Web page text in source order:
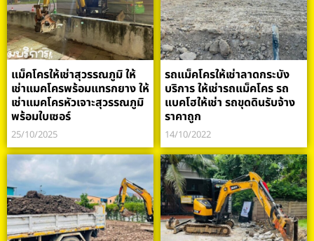
แม็คโครให้เช่าสุวรรณภูมิ ให้
เช่าแมคโครพร้อมแทรกยาง ให้
เช่าแมคโครหัวเจาะสุวรรณภูมิ
พร้อมใบเซอร์
25/10/2025
รถแม็คโครให้เช่าลาดกระบัง
บริการ ให้เช่ารถแม็คโคร รถ
แบคโฮให้เช่า รถขุดดินรับจ้าง
ราคาถูก
14/10/2022